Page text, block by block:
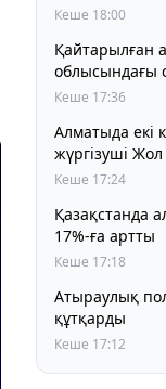
Кеше 18:00
Қайтарылған
облысындағы
құрылысына 5
Кеше 17:36
Алматыда екі
жүргізуші
бұзды
Кеше 17:24
Қазақстанда
17%-ға артты
Кеше 17:18
Атыраулық
құтқарды
Кеше 17:12